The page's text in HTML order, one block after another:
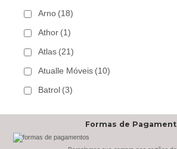
Arno (18)
Athor (1)
Atlas (21)
Atualle Móveis (10)
Batrol (3)
Formas de